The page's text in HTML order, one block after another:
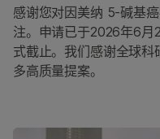
RNA测序
甲基化测序
NGS文库制备
感谢您对因美纳 5-碱基
注。申请已于2026年6月
式截止。我们感谢全球
多高质量提案。